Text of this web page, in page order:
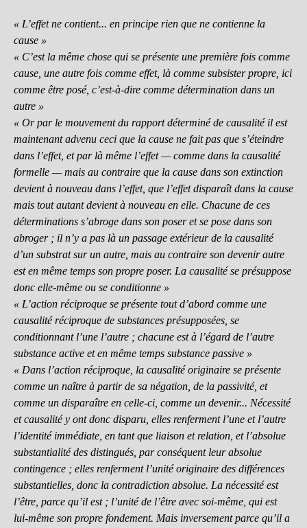
« L’effet ne contient... en principe rien que ne contienne la
cause »
« C’est la même chose qui se présente une première fois comme
cause, une autre fois comme effet, là comme subsister propre, ici
comme être posé, c’est-à-dire comme détermination dans un
autre »
« Or par le mouvement du rapport déterminé de causalité il est
maintenant advenu ceci que la cause ne fait pas que s’éteindre
dans l’effet, et par là même l’effet — comme dans la causalité
formelle — mais au contraire que la cause dans son extinction
devient à nouveau dans l’effet, que l’effet disparaît dans la cause
mais tout autant devient à nouveau en elle. Chacune de ces
déterminations s’abroge dans son poser et se pose dans son
abroger ; il n’y a pas là un passage extérieur de la causalité
d’un substrat sur un autre, mais au contraire son devenir autre
est en même temps son propre poser. La causalité se présuppose
donc elle-même ou se conditionne »
« L’action réciproque se présente tout d’abord comme une
causalité réciproque de substances présupposées, se
conditionnant l’une l’autre ; chacune est à l’égard de l’autre
substance active et en même temps substance passive »
« Dans l’action réciproque, la causalité originaire se présente
comme un naître à partir de sa négation, de la passivité, et
comme un disparaître en celle-ci, comme un devenir... Nécessité
et causalité y ont donc disparu, elles renferment l’une et l’autre
l’identité immédiate, en tant que liaison et relation, et l’absolue
substantialité des distingués, par conséquent leur absolue
contingence ; elles renferment l’unité originaire des différences
substantielles, donc la contradiction absolue. La nécessité est
l’être, parce qu’il est ; l’unité de l’être avec soi-même, qui est
lui-même son propre fondement. Mais inversement parce qu’il a